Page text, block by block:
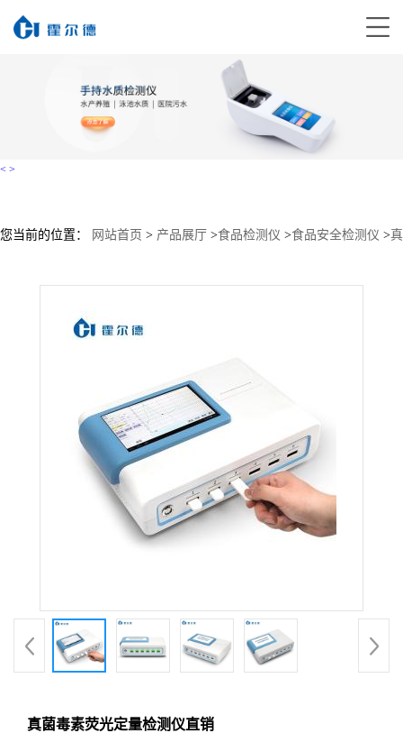
< >
您当前的位置： 网站首页 > 产品展厅 >食品检测仪 >食品安全检测仪 >真
真菌毒素荧光定量检测仪直销